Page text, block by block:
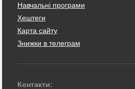
Навчальні програми
Хештеги
Карта сайту
Знижки в телеграм
Контакти: